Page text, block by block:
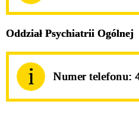
Oddział Psychiatrii Ogólnej
Numer telefonu: